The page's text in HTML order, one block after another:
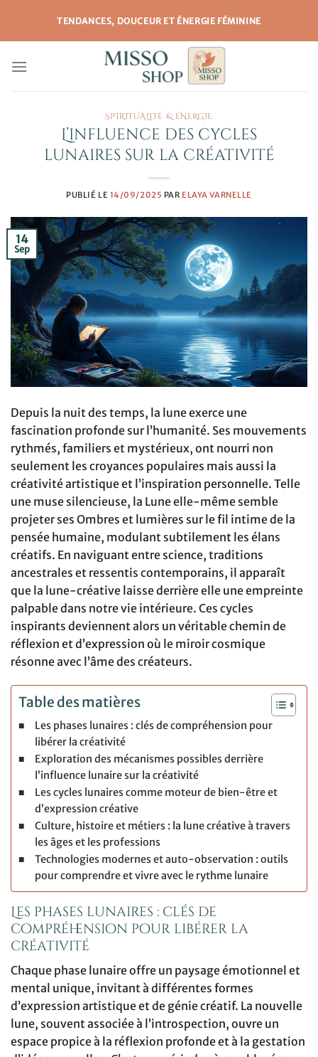
contenu
TENDANCES, DOUCEUR ET ÉNERGIE FÉMININE
SPIRITUALITÉ & ÉNERGIE
L’influence des cycles
lunaires sur la créativité
PUBLIÉ LE 14/09/2025 PAR ELAYA VARNELLE
14
Sep
Depuis la nuit des temps, la lune exerce une
fascination profonde sur l’humanité. Ses mouvements
rythmés, familiers et mystérieux, ont nourri non
seulement les croyances populaires mais aussi la
créativité artistique et l’inspiration personnelle. Telle
une muse silencieuse, la Lune elle-même semble
projeter ses Ombres et lumières sur le fil intime de la
pensée humaine, modulant subtilement les élans
créatifs. En naviguant entre science, traditions
ancestrales et ressentis contemporains, il apparaît
que la lune-créative laisse derrière elle une empreinte
palpable dans notre vie intérieure. Ces cycles
inspirants deviennent alors un véritable chemin de
réflexion et d’expression où le miroir cosmique
résonne avec l’âme des créateurs.
Table des matières
Les phases lunaires : clés de compréhension pour
libérer la créativité
Exploration des mécanismes possibles derrière
l’influence lunaire sur la créativité
Les cycles lunaires comme moteur de bien-être et
d’expression créative
Culture, histoire et métiers : la lune créative à travers
les âges et les professions
Technologies modernes et auto-observation : outils
pour comprendre et vivre avec le rythme lunaire
Les phases lunaires : clés de
compréhension pour libérer la
créativité
Chaque phase lunaire offre un paysage émotionnel et
mental unique, invitant à différentes formes
d’expression artistique et de génie créatif. La nouvelle
lune, souvent associée à l’introspection, ouvre un
espace propice à la réflexion profonde et à la gestation